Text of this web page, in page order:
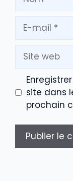
mail
Site
web
site dans
prochain